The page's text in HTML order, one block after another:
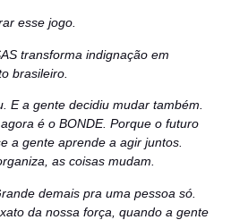
esse jogo.
transforma indignação em
brasileiro.
E a gente decidiu mudar também.
é o BONDE. Porque o futuro
a gente aprende a agir juntos.
as coisas mudam.
demais pra uma pessoa só.
da nossa força, quando a gente